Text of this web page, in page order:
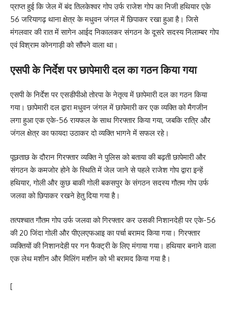
प्राप्त हुई कि जेल में बंद तिलकेश्वर गोप उर्फ राजेश गोप का निजी हथियार एके
56 जरियागढ़ थाना क्षेत्र के मधुवन जंगल में छिपाकर रखा हुआ है। जिसे
मंगलवार की रात में सागेन आईद निकालकर संगठन के दूसरे सदस्य निलाम्बर गोप
एवं विश्राम कोनगाड़ी को सौंपने वाला था।
एसपी के निर्देश पर छापेमारी दल का गठन किया गया
एसपी के निर्देश पर एसडीपीओ तोरपा के नेतृत्व में छापेमारी दल का गठन किया
गया। छापेमारी दल द्वारा मधुवन जंगल में छापेमारी कर एक व्यक्ति को मैगजीन
लगा हुआ एक एके-56 रायफल के साथ गिरफ्तार किया गया, जबकि रात्रि और
जंगल क्षेत्र का फायदा उठाकर दो व्यक्ति भागने में सफल रहे।
पूछताछ के दौरान गिरफ्तार व्यक्ति ने पुलिस को बताया की बढ़ती छापेमारी और
संगठन के कमजोर होने के स्थिति में जेल जाने से पहले राजेश गोप द्वारा इन्हें
हथियार, गोली और कुछ बाकी गोली बकसपुर के संगठन सदस्य गौतम गोप उर्फ
जलवा को छिपाकर रखने हेतु दिया गया है।
तत्पश्चात गौतम गोप उर्फ जलवा को गिरफ्तार कर उसकी निशानदेही पर एके-56
की 20 जिंदा गोली और पीएलएफआइ का पर्चा बरामद किया गया। गिरफ्तार
व्यक्तियों की निशानदेही पर गन फैक्ट्री के लिए मंगाया गया। हथियार बनाने वाला
एक लेथ मशीन और मिलिंग मशीन को भी बरामद किया गया है।
[